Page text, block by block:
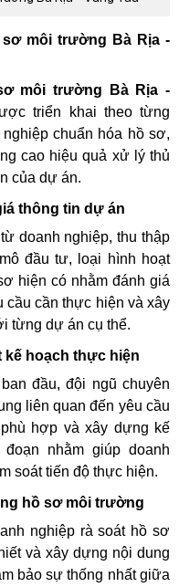
môi trường Bà Rịa -
môi trường Bà Rịa -
triển khai theo từng
chuẩn hóa hồ sơ,
cao hiệu quả xử lý thủ
của dự án.
thông tin dự án
doanh nghiệp, thu thập
đầu tư, loại hình hoạt
hiện có nhằm đánh giá
cầu cần thực hiện và xây
từng dự án cụ thể.
kế hoạch thực hiện
đầu, đội ngũ chuyên
liên quan đến yêu cầu
hợp và xây dựng kế
nhằm giúp doanh
soát tiến độ thực hiện.
hồ sơ môi trường
nghiệp rà soát hồ sơ
và xây dựng nội dung
bảo sự thống nhất giữa